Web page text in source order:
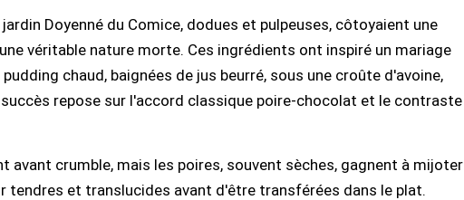
Doyenné du Comice, dodues et pulpeuses, côtoyaient une
véritable nature morte. Ces ingrédients ont inspiré un mariage
chaud, baignées de jus beurré, sous une croûte d'avoine,
repose sur l'accord classique poire-chocolat et le contraste
avant crumble, mais les poires, souvent sèches, gagnent à mijoter
tendres et translucides avant d'être transférées dans le plat.